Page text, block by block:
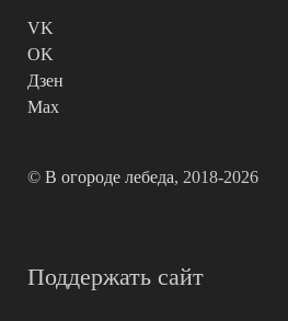
VK
OK
Дзен
Max
© В огороде лебеда, 2018-2026
Поддержать сайт